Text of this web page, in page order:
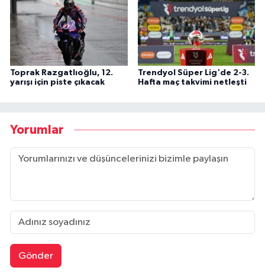
Toprak Razgatlıoğlu, 12.
yarışı için piste çıkacak
Trendyol Süper Lig'de 2-3.
Hafta maç takvimi netleşti
Yorumlar
Gönder